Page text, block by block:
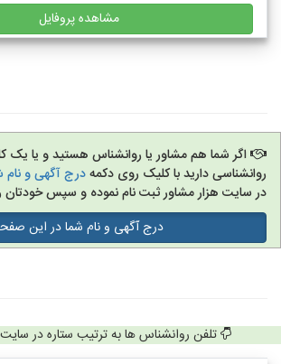
مشاهده پروفایل
اگر شما هم مشاور یا روانشناس هستید و یا یک
روانشناسی دارید با کلیک روی دکمهدرج آگهی و
در سایت هزار مشاور ثبت نام نموده و سپس خودتان
درج آگهی و نام شما در این
تلفن روانشناس ها به ترتیب ستاره در